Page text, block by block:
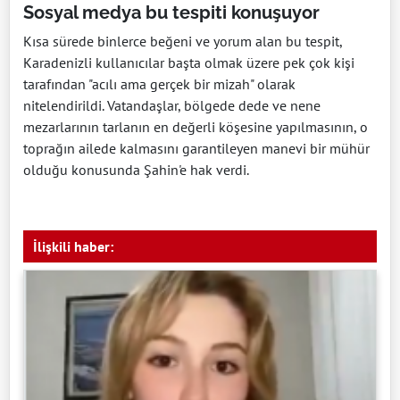
Sosyal medya bu tespiti konuşuyor
Kısa sürede binlerce beğeni ve yorum alan bu tespit,
Karadenizli kullanıcılar başta olmak üzere pek çok kişi
tarafından "acılı ama gerçek bir mizah" olarak
nitelendirildi. Vatandaşlar, bölgede dede ve nene
mezarlarının tarlanın en değerli köşesine yapılmasının, o
toprağın ailede kalmasını garantileyen manevi bir mühür
olduğu konusunda Şahin'e hak verdi.
İlişkili haber: